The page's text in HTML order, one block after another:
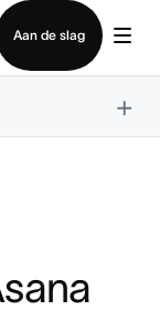
Aan de slag
×